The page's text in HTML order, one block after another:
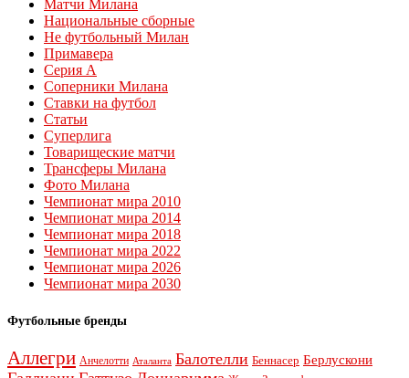
Матчи Милана
Национальные сборные
Не футбольный Милан
Примавера
Серия А
Соперники Милана
Ставки на футбол
Статьи
Суперлига
Товарищеские матчи
Трансферы Милана
Фото Милана
Чемпионат мира 2010
Чемпионат мира 2014
Чемпионат мира 2018
Чемпионат мира 2022
Чемпионат мира 2026
Чемпионат мира 2030
Футбольные бренды
Аллегри Анчелотти Аталанта Балотелли Беннасер Берлускони